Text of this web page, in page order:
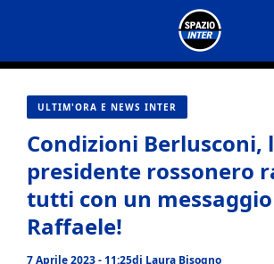
contenuto
ULTIM'ORA E NEWS INTER
Condizioni Berlusconi,
presidente rossonero
tutti con un messaggio
Raffaele!
7 Aprile 2023 - 11:25di Laura Bisogno